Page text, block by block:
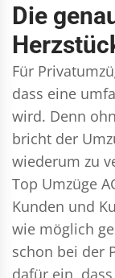
Die
Für
dass eine
wird. Denn
bricht der
wiederum zu
Top Umzüge
Kunden und
wie möglich
schon bei der
dafür ein,